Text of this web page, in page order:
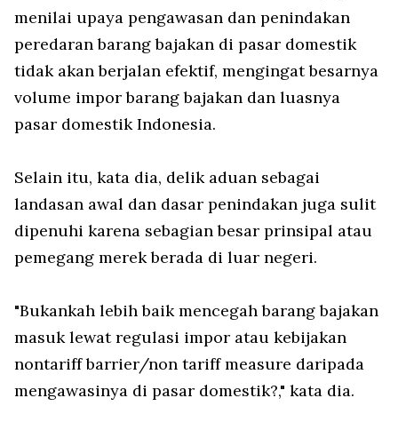
menilai upaya pengawasan dan penindakan
peredaran barang bajakan di pasar domestik
tidak akan berjalan efektif, mengingat besarnya
volume impor barang bajakan dan luasnya
pasar domestik Indonesia.
Selain itu, kata dia, delik aduan sebagai
landasan awal dan dasar penindakan juga sulit
dipenuhi karena sebagian besar prinsipal atau
pemegang merek berada di luar negeri.
"Bukankah lebih baik mencegah barang bajakan
masuk lewat regulasi impor atau kebijakan
nontariff barrier/non tariff measure daripada
mengawasinya di pasar domestik?," kata dia.